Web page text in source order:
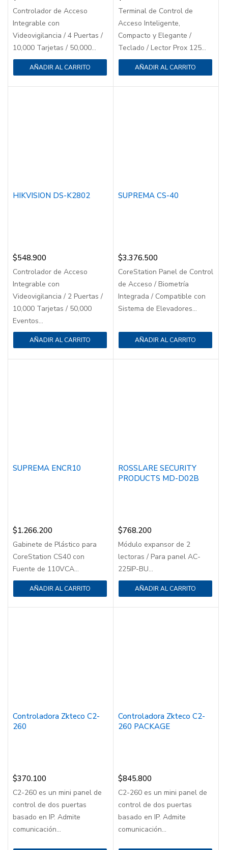
Controlador de Acceso
Integrable con
Videovigilancia / 4 Puertas /
10,000 Tarjetas / 50,000...
AÑADIR AL CARRITO
Terminal de Control de
Acceso Inteligente,
Compacto y Elegante /
Teclado / Lector Prox 125...
AÑADIR AL CARRITO
HIKVISION DS-K2802
$548.900
Controlador de Acceso
Integrable con
Videovigilancia / 2 Puertas /
10,000 Tarjetas / 50,000
Eventos...
AÑADIR AL CARRITO
SUPREMA CS-40
$3.376.500
CoreStation Panel de Control
de Acceso / Biometría
Integrada / Compatible con
Sistema de Elevadores...
AÑADIR AL CARRITO
SUPREMA ENCR10
$1.266.200
Gabinete de Plástico para
CoreStation CS40 con
Fuente de 110VCA...
AÑADIR AL CARRITO
ROSSLARE SECURITY
PRODUCTS MD-D02B
$768.200
Módulo expansor de 2
lectoras / Para panel AC-
225IP-BU...
AÑADIR AL CARRITO
Controladora Zkteco C2-
260
$370.100
C2-260 es un mini panel de
control de dos puertas
basado en IP. Admite
comunicación...
Controladora Zkteco C2-
260 PACKAGE
$845.800
C2-260 es un mini panel de
control de dos puertas
basado en IP. Admite
comunicación...